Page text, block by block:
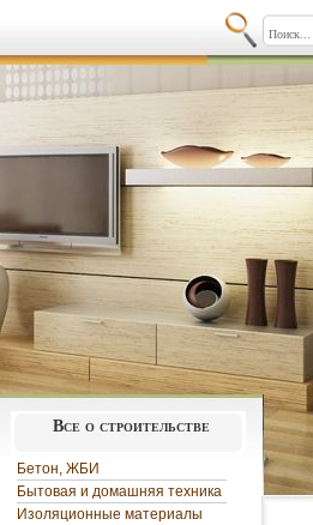
Все о строительстве
Бетон, ЖБИ
Бытовая и домашняя техника
Изоляционные материалы